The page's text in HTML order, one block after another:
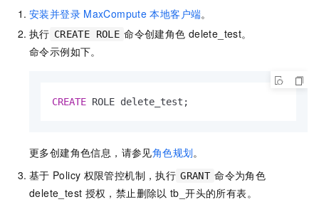
安装并登录 MaxCompute 本地客户端。
执行 CREATE ROLE 命令创建角色 delete_test。
命令示例如下。
CREATE ROLE delete_test;
更多创建角色信息，请参见角色规划。
基于 Policy 权限管控机制，执行 GRANT 命令为角色
delete_test 授权，禁止删除以 tb_开头的所有表。